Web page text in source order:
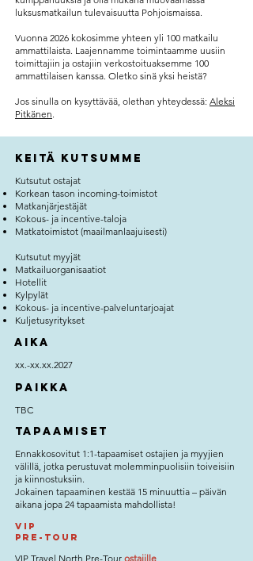
luksusmatkailun tulevaisuutta Pohjoismaissa.
Vuonna 2026 kokosimme yhteen yli 100 matkailu
ammattilaista. Laajennamme toimintaamme uusiin
toimittajiin ja ostajiin verkostoituaksemme 100
ammattilaisen kanssa. Oletko sinä yksi heistä?
Jos sinulla on kysyttävää, olethan yhteydessä: Aleksi
Pitkänen.
Keitä kutsumme
Kutsutut ostajat
Korkean tason incoming-toimistot
Matkanjärjestäjät
Kokous- ja incentive-taloja
Matkatoimistot (maailmanlaajuisesti)
Kutsutut myyjät
Matkailuorganisaatiot
Hotellit
Kylpylät
Kokous- ja incentive-palveluntarjoajat
Kuljetusyritykset
Aika
xx.-xx.xx.2027
Paikka
TBC
Tapaamiset
Ennakkosovitut 1:1-tapaamiset ostajien ja myyjien
välillä, jotka perustuvat molemminpuolisiin toiveisiin
ja kiinnostuksiin.
Jokainen tapaaminen kestää 15 minuuttia – päivän
aikana jopa 24 tapaamista mahdollista!
VIP
Pre-tour
VIP Travel North Pre-Tour ostajille